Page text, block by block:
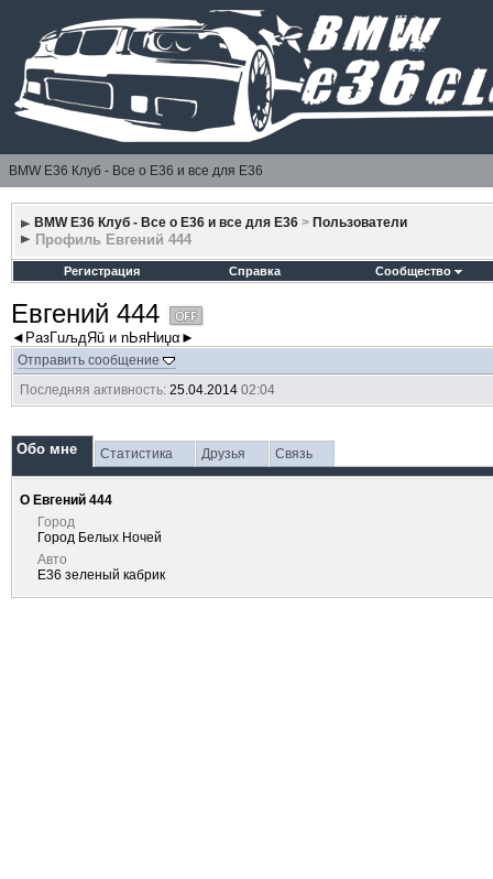
BMW E36 Клуб - Все о Е36 и все для Е36
BMW E36 Клуб - Все о Е36 и все для Е36 > Пользователи
Профиль Евгений 444
Регистрация Справка Сообщество
Евгений 444
◄РазГuљдЯŭ и nЬяΗиџα►
Отправить сообщение
Последняя активность:25.04.2014 02:04
Обо мне Статистика Друзья Связь
О Евгений 444
Город
Город Белых Ночей
Авто
E36 зеленый кабрик